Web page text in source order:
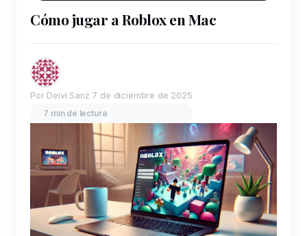
Cómo jugar a Roblox en Mac
Por Deivi Sanz 7 de diciembre de 2025
7 min de lectura